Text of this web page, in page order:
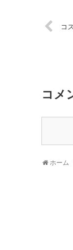
コ
コメ
ホーム